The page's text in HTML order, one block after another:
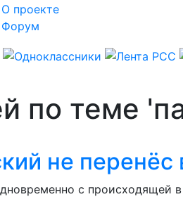
О проекте
Форум
по теме
не перенёс
с происходящей